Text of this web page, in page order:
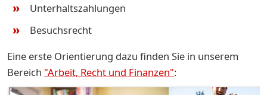
Unterhaltszahlungen
Besuchsrecht
Eine erste Orientierung dazu finden Sie in unserem
Bereich "Arbeit, Recht und Finanzen":